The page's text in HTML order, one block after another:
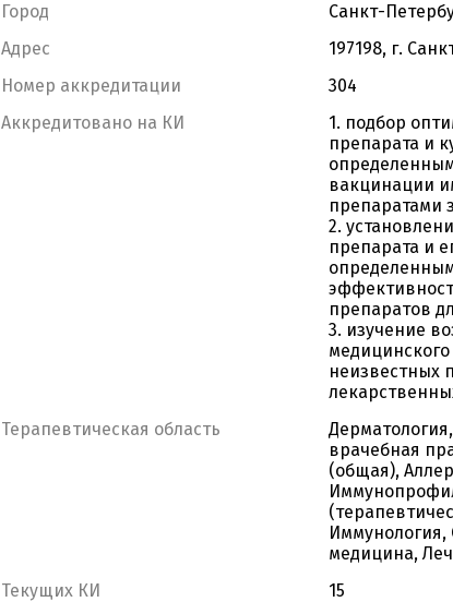
Город
Санкт-
Адрес
197198, г.
Номер аккредитации
304
Аккредитовано на КИ
1. подбор
препарата и
вакцинации
препаратами
2.
препарата и
препаратов
3. изучение
неизвестных
Терапевтическая область
врачебная
(общая),
Иммунология,
медицина,
Текущих КИ
15